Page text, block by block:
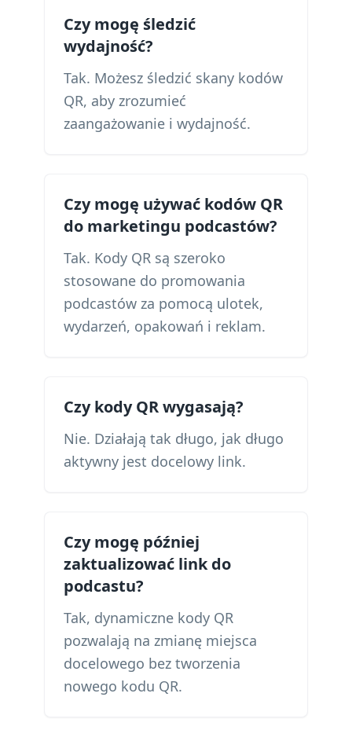
Czy mogę śledzić
wydajność?
Tak. Możesz śledzić skany kodów
QR, aby zrozumieć
zaangażowanie i wydajność.
Czy mogę używać kodów QR
do marketingu podcastów?
Tak. Kody QR są szeroko
stosowane do promowania
podcastów za pomocą ulotek,
wydarzeń, opakowań i reklam.
Czy kody QR wygasają?
Nie. Działają tak długo, jak długo
aktywny jest docelowy link.
Czy mogę później
zaktualizować link do
podcastu?
Tak, dynamiczne kody QR
pozwalają na zmianę miejsca
docelowego bez tworzenia
nowego kodu QR.